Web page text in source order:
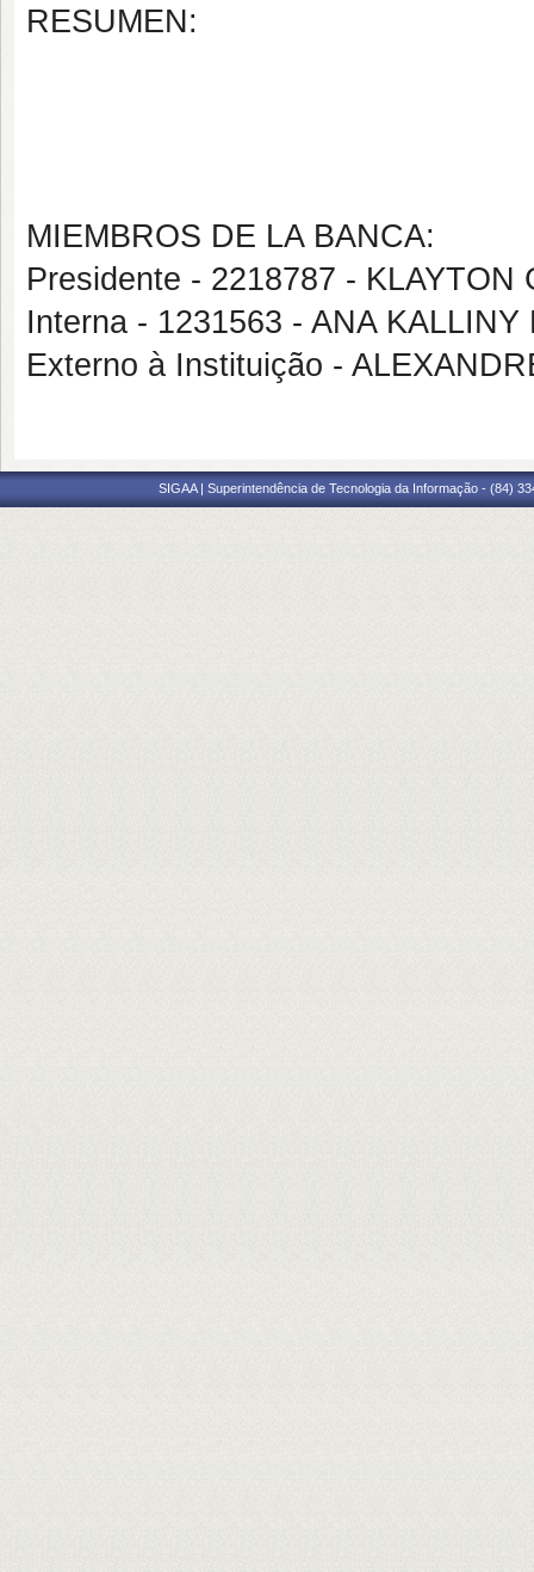
RESUMEN:
MIEMBROS DE LA BANCA:
Presidente - 2218787 - KLAYTON
Interna - 1231563 - ANA
Externo à Instituição -
SIGAA | Superintendência de Tecnologia da Informação - (84)